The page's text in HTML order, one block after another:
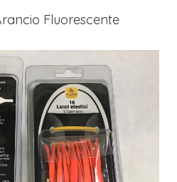
Fluorescente